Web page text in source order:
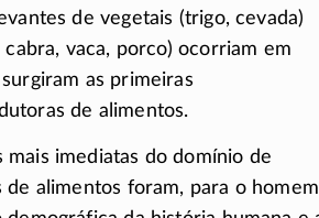
de vegetais (trigo, cevada)
cabra, vaca, porco) ocorriam em
as primeiras
de alimentos.
mais imediatas do domínio de
alimentos foram, para o